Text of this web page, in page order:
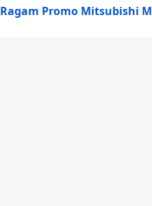
Ragam Promo Mitsubishi